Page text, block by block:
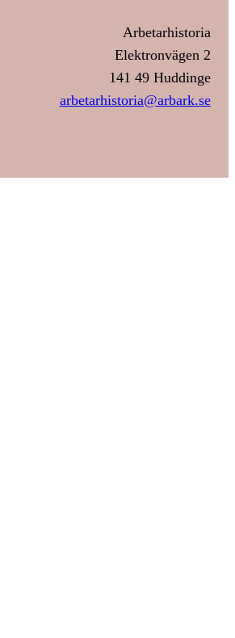
Arbetarhistoria
Elektronvägen 2
141 49 Huddinge
arbetarhistoria@arbark.se